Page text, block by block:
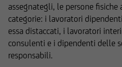
assegnategli, le persone
categorie: i lavoratori
essa distaccati, i lavoratori
consulenti e i dipendenti delle
responsabili.
delle società
ad esse collegate;
posizioni "lunghe" o
finanziari o essere
potrebbero altresì aver